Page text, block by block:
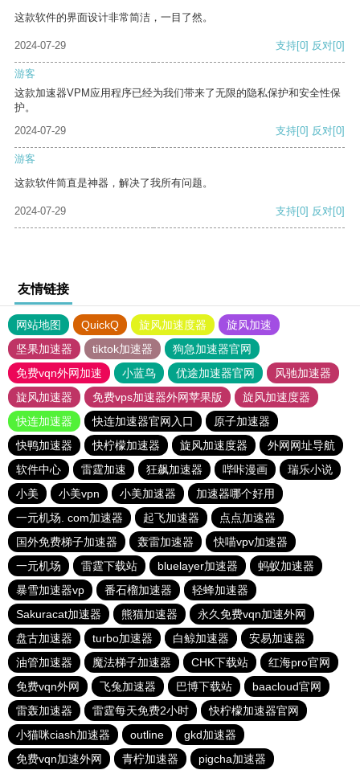
这款软件的界面设计非常简洁，一目了然。
2024-07-29 支持[0] 反对[0]
游客
这款加速器VPM应用程序已经为我们带来了无限的隐私保护和安全性保
护。
2024-07-29
支持[0] 反对[0]
游客
这款软件简直是神器，解决了我所有问题。
2024-07-29 支持[0] 反对[0]
友情链接
网站地图 QuickQ 旋风加速度器
旋风加速
坚果加速器
tiktok加速器
狗急加速器官网
免费vqn外网加速
小蓝鸟 优途加速器官网
风驰加速器
旋风加速器
免费vps加速器外网苹果版
旋风加速度器
快连加速器
快连加速器官网入口
原子加速器
快鸭加速器
快柠檬加速器 旋风加速度器
外网网址导航
软件中心
雷霆加速 狂飙加速器 哔咔漫画
瑞乐小说
小美
小美vpn 小美加速器
加速器哪个好用
一元机场. com加速器
起飞加速器
点点加速器
国外免费梯子加速器
轰雷加速器
快喵vpv加速器
一元机场
雷霆下载站 bluelayer加速器
蚂蚁加速器
暴雪加速器vp
番石榴加速器
轻蜂加速器
Sakuracat加速器
熊猫加速器
永久免费vqn加速外网
盘古加速器
turbo加速器 白鲸加速器
安易加速器
油管加速器
魔法梯子加速器 CHK下载站
红海pro官网
免费vqn外网
飞兔加速器 巴博下载站
baacloud官网
雷轰加速器
雷霆每天免费2小时
快柠檬加速器官网
小猫咪ciash加速器
outline
gkd加速器
免费vqn加速外网
青柠加速器 pigcha加速器